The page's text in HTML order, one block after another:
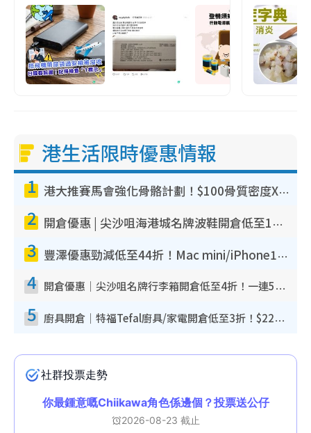
港生活限時優惠情報
1 港大推賽馬會強化骨骼計劃！$100骨質密度X光檢查 完成免費運動訓練送超市禮券！附參加資格
2 開倉優惠 | 尖沙咀海港城名牌波鞋開倉低至1折！On鞋$899起／Joy&Peace鞋履$98起
3 豐澤優惠勁減低至44折！Mac mini/iPhone17Pro大減價！廚房家電$220起
4 開倉優惠｜尖沙咀名牌行李箱開倉低至4折！一連5日 American Tourister/ace./Hallmark $200起！
5 廚具開倉｜特福Tefal廚具/家電開倉低至3折！$220起買平底鍋/炒鑊/湯煲！電飯煲/吸塵機/燙斗$418起